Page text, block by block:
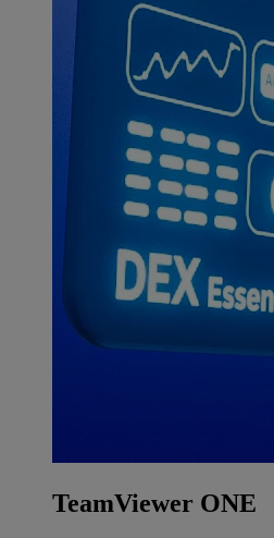
TeamViewer ONE